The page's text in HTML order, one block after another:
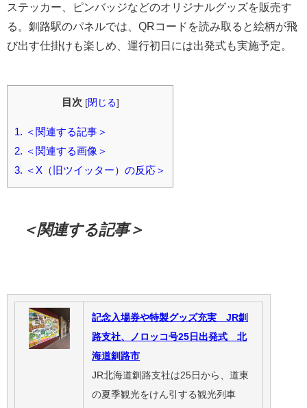
ステッカー、ピンバッジなどのオリジナルグッズを販売す
る。釧路駅のパネルでは、QRコードを読み取ると絵柄が飛
び出す仕掛けも楽しめ、運行初日には出発式も実施予定。
目次 [閉じる]
1. ＜関連する記事＞
2. ＜関連する画像＞
3. ＜X（旧ツイッター）の反応＞
＜関連する記事＞
記念入場券や特製グッズ充実 JR釧
路支社、ノロッコ号25日出発式 北
海道釧路市
JR北海道釧路支社は25日から、道東
の夏季観光をけん引する観光列車